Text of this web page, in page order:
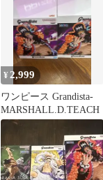
¥2,999
ワンピース Grandista-
MARSHALL.D.TEACH